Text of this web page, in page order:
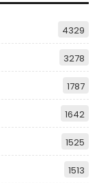
4329
3278
1787
1642
1525
1513